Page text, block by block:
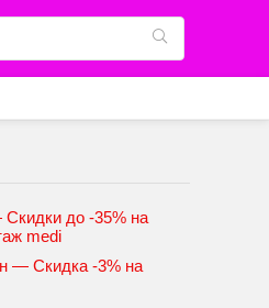
до -35% на
medi
— Скидка -3% на